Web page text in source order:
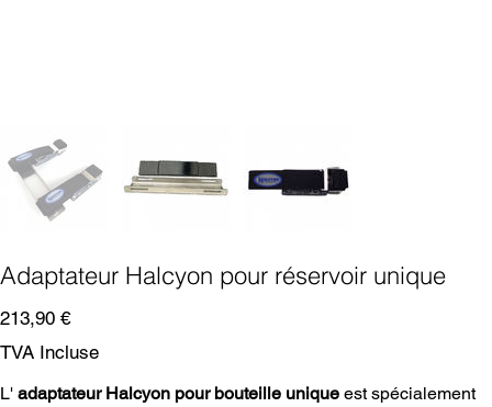
Adaptateur Halcyon pour réservoir unique
Prix
213,90 €
TVA Incluse
L' adaptateur Halcyon pour bouteille unique est spécialement